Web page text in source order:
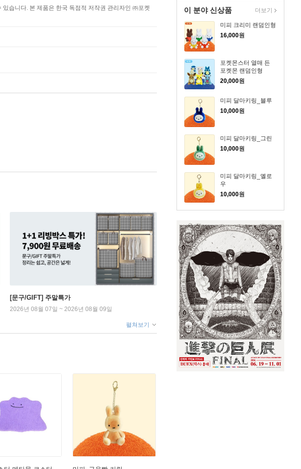
이 분야 신상품
미피 크리미 랜덤인형
16,000원
포켓몬스터 열매 든
포켓몬 랜덤인형
20,000원
미피 달마키링_블루
10,000원
미피 달마키링_그린
10,000원
미피 달마키링_옐로
우
10,000원
더보기
습니다. 본 제품은 한국 독점적 저작권 관리자인 ㈜포켓
[문구/GIFT] 주말특가
2026년 08월 07일 ~ 2026년 08월 09일
펼쳐보기